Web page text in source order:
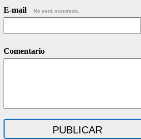
E-mail No será mostrado.
Comentario